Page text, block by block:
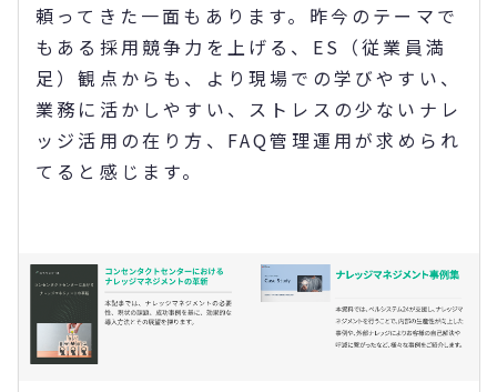
頼ってきた一面もあります。昨今のテーマで
もある採用競争力を上げる、ES（従業員満
足）観点からも、より現場での学びやすい、
業務に活かしやすい、ストレスの少ないナレ
ッジ活用の在り方、FAQ管理運用が求められ
てると感じます。